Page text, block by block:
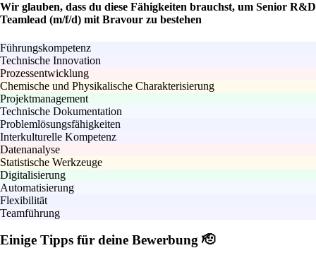
Wir glauben, dass du diese Fähigkeiten brauchst, um Senior R&D
Teamlead (m/f/d) mit Bravour zu bestehen
Führungskompetenz
Technische Innovation
Prozessentwicklung
Chemische und Physikalische Charakterisierung
Projektmanagement
Technische Dokumentation
Problemlösungsfähigkeiten
Interkulturelle Kompetenz
Datenanalyse
Statistische Werkzeuge
Digitalisierung
Automatisierung
Flexibilität
Teamführung
Einige Tipps für deine Bewerbung 🫡